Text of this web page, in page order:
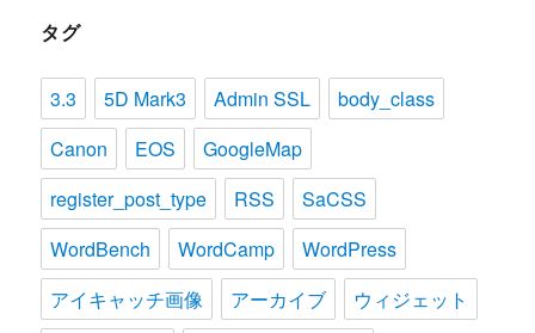
タグ
3.3 5D Mark3 Admin SSL
body_class
Canon
EOS
GoogleMap
register_post_type
RSS
SaCSS
WordBench
WordCamp
WordPress
アイキャッチ画像
アーカイブ
ウィジェット